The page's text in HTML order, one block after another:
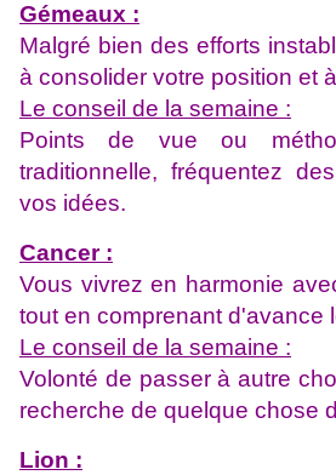
Gémeaux :
Malgré bien des efforts
à consolider votre position et
Le conseil de la semaine :
Points de vue ou
traditionnelle, fréquentez
vos idées.
Cancer :
Vous vivrez en harmonie
tout en comprenant d'avance
Le conseil de la semaine :
Volonté de passer à autre
recherche de quelque chose
Lion :